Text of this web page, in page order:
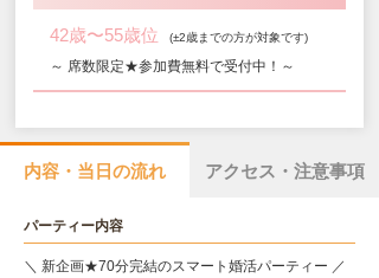
42歳〜55歳位 (±2歳までの方が対象です)
～ 席数限定★参加費無料で受付中！～
内容・当日の流れ アクセス・注意事項
パーティー内容
＼ 新企画★70分完結のスマート婚活パーティー ／